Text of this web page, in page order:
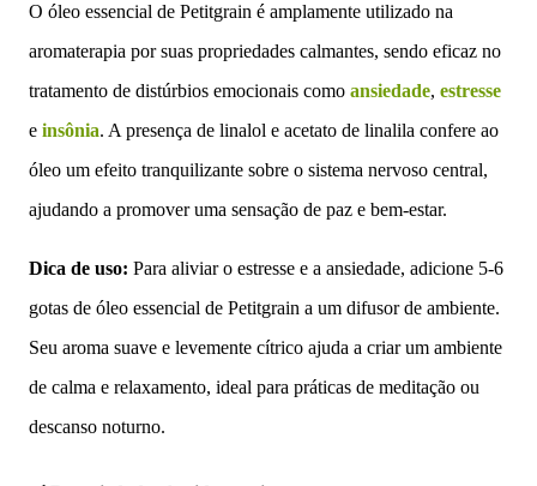
O óleo essencial de Petitgrain é amplamente utilizado na
aromaterapia por suas propriedades calmantes, sendo eficaz no
tratamento de distúrbios emocionais como ansiedade, estresse
e insônia. A presença de linalol e acetato de linalila confere ao
óleo um efeito tranquilizante sobre o sistema nervoso central,
ajudando a promover uma sensação de paz e bem-estar.
Dica de uso: Para aliviar o estresse e a ansiedade, adicione 5-6
gotas de óleo essencial de Petitgrain a um difusor de ambiente.
Seu aroma suave e levemente cítrico ajuda a criar um ambiente
de calma e relaxamento, ideal para práticas de meditação ou
descanso noturno.